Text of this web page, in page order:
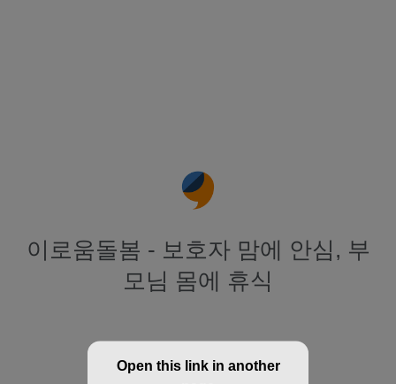
이로움돌봄 - 보호자 맘에 안심, 부
모님 몸에 휴식